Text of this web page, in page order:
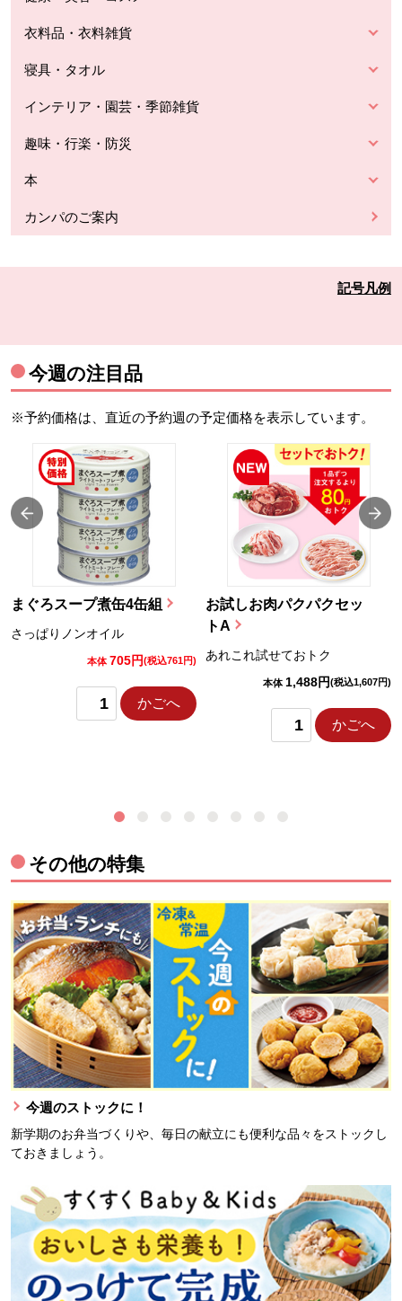
衣料品・衣料雑貨
寝具・タオル
インテリア・園芸・季節雑貨
趣味・行楽・防災
本
カンパのご案内
記号凡例
今週の注目品
※予約価格は、直近の予約週の予定価格を表示しています。
まぐろスープ煮缶4缶組
さっぱりノンオイル
本体 705円(税込761円)
かごへ
お試しお肉パクパクセッ
トA
あれこれ試せておトク
本体 1,488円(税込1,607円)
かごへ
その他の特集
今週のストックに！
新学期のお弁当づくりや、毎日の献立にも便利な品々をストックし
ておきましょう。